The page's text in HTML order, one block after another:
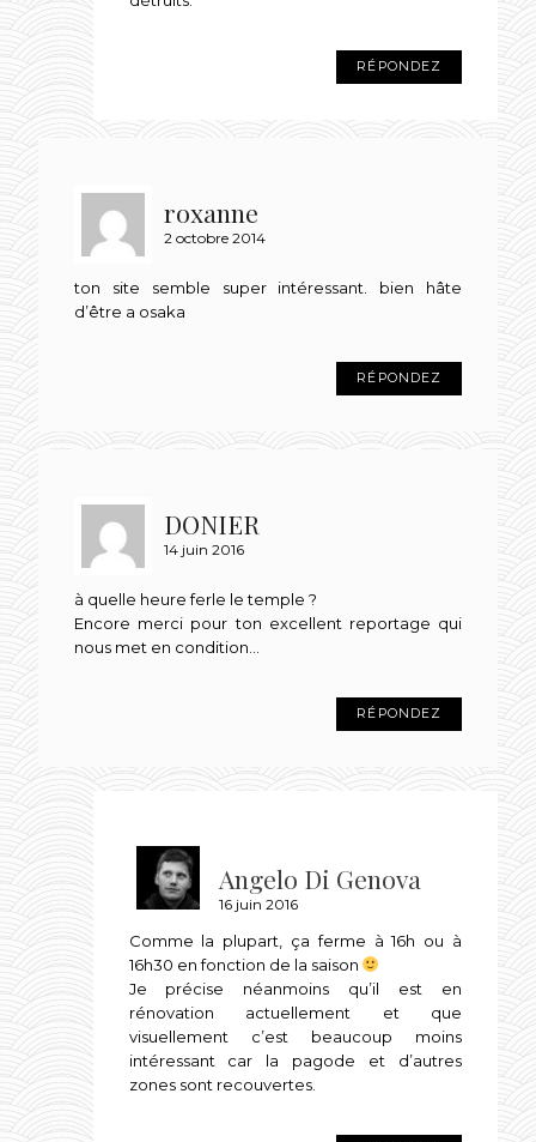
RÉPONDEZ
roxanne
2 octobre 2014
ton site semble super intéressant. bien hâte
d’être a osaka
RÉPONDEZ
DONIER
14 juin 2016
à quelle heure ferle le temple ?
Encore merci pour ton excellent reportage qui
nous met en condition…
RÉPONDEZ
Angelo Di Genova
16 juin 2016
Comme la plupart, ça ferme à 16h ou à
16h30 en fonction de la saison
Je précise néanmoins qu’il est en
rénovation actuellement et que
visuellement c’est beaucoup moins
intéressant car la pagode et d’autres
zones sont recouvertes.